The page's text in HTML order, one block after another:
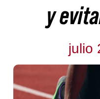
Nuestras marcas
Nosotros
y
julio